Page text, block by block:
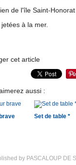
de l'île Saint-
à la mer.
cet article
aussi :
Set de table *
by PASCALOUP DE